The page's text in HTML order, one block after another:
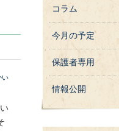
い
コラム
今月の予定
保護者専用
情報公開